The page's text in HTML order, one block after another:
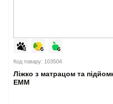
Код товару: 103504
Ліжко з матрацом та
EMM